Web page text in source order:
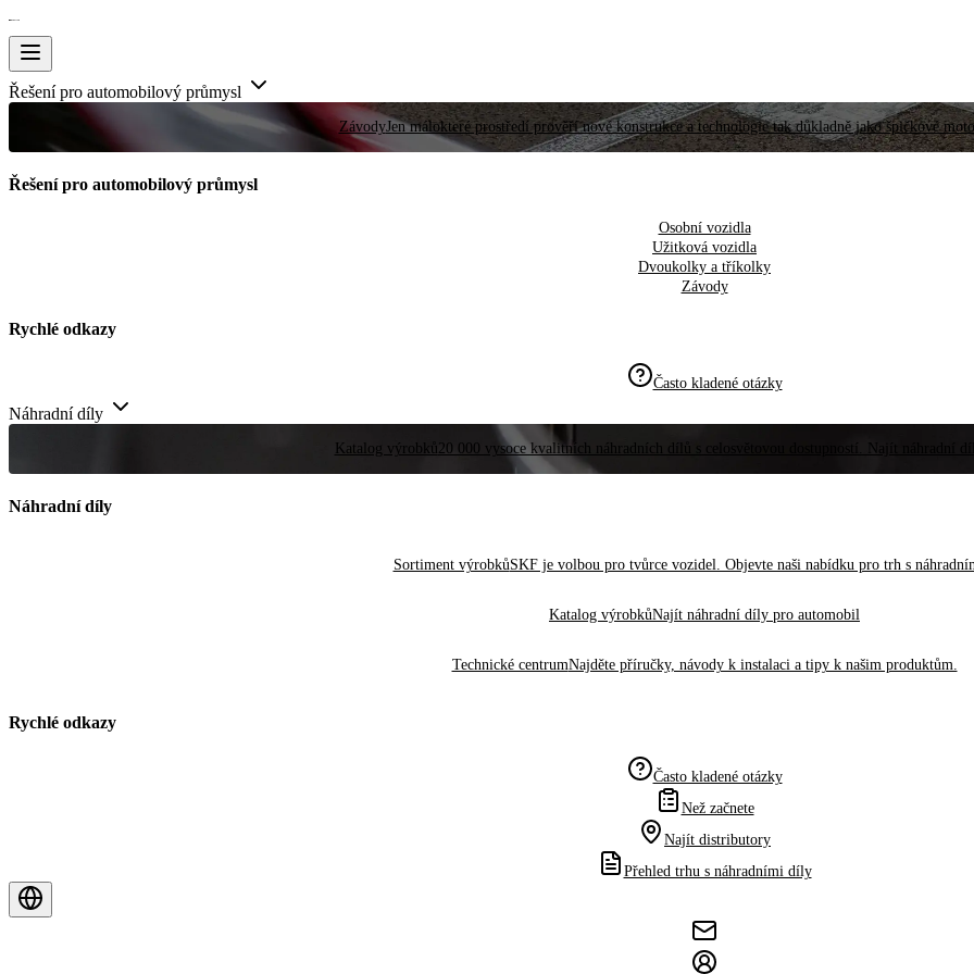
Řešení pro automobilový průmysl
ZávodyJen málokteré prostředí prověří nové konstrukce a technologie tak důkladně jako špičkové
Řešení pro automobilový průmysl
Osobní vozidla
Užitková vozidla
Dvoukolky a tříkolky
Závody
Rychlé odkazy
Často kladené otázky
Náhradní díly
Katalog výrobků20 000 vysoce kvalitních náhradních dílů s celosvětovou dostupností. Najít náhradní
Náhradní díly
Sortiment výrobkůSKF je volbou pro tvůrce vozidel. Objevte naši nabídku pro trh s
Katalog výrobkůNajít náhradní díly pro automobil
Technické centrumNajděte příručky, návody k instalaci a tipy k našim produktům.
Rychlé odkazy
Často kladené otázky
Než začnete
Najít distributory
Přehled trhu s náhradními díly